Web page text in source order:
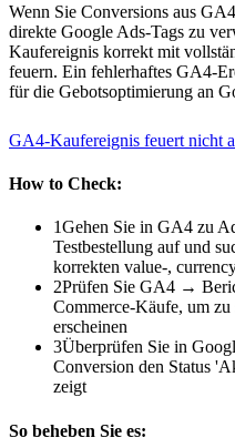
Wenn Sie Conversions aus
direkte Google Ads-Tags zu
Kaufereignis korrekt mit
feuern. Ein fehlerhaftes GA4-
für die Gebotsoptimierung an
GA4-Kaufereignis feuert nicht
How to Check:
1Gehen Sie in GA4 zu
Testbestellung auf und
korrekten value-,
2Prüfen Sie GA4 →
Commerce-Käufe, um zu
erscheinen
3Überprüfen Sie in
Conversion den Status
zeigt
So beheben Sie es: